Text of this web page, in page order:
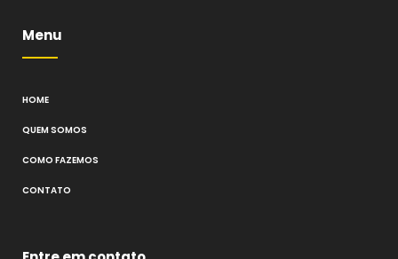
Menu
HOME
QUEM SOMOS
COMO FAZEMOS
CONTATO